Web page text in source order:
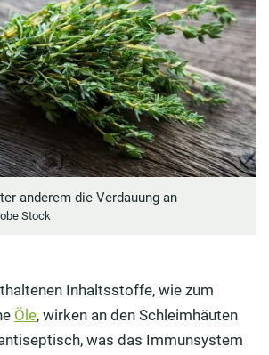
anderem die Verdauung an
Stock
Inhaltsstoffe, wie zum
Öle, wirken an den Schleimhäuten
was das Immunsystem